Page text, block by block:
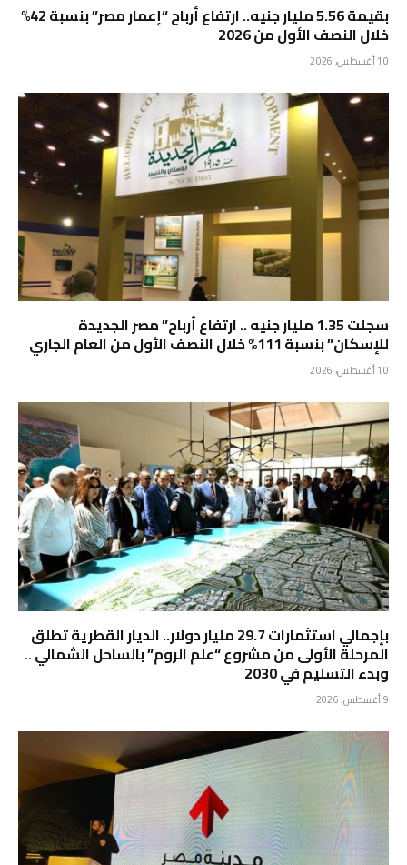
بقيمة 5.56 مليار جنيه.. ارتفاع أرباح “إعمار مصر” بنسبة 42%
خلال النصف الأول من 2026
10 أغسطس، 2026
سجلت 1.35 مليار جنيه .. ارتفاع أرباح” مصر الجديدة
للإسكان” بنسبة 111% خلال النصف الأول من العام الجاري
10 أغسطس، 2026
بإجمالي استثمارات 29.7 مليار دولار.. الديار القطرية تطلق
المرحلة الأولى من مشروع “علم الروم” بالساحل الشمالي ..
وبدء التسليم في 2030
9 أغسطس، 2026